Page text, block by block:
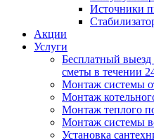
Источники
Акции
Услуги
Бесплатный выезд
сметы в течении
Монтаж системы
Монтаж
Монтаж теплого
Монтаж системы
Установка